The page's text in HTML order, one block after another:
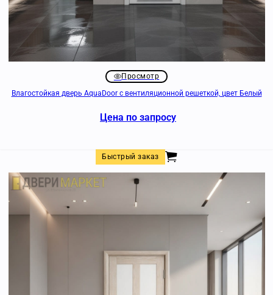
Просмотр
Влагостойкая дверь AquaDoor с вентиляционной решеткой, цвет Белый
Цена по запросу
Быстрый заказ